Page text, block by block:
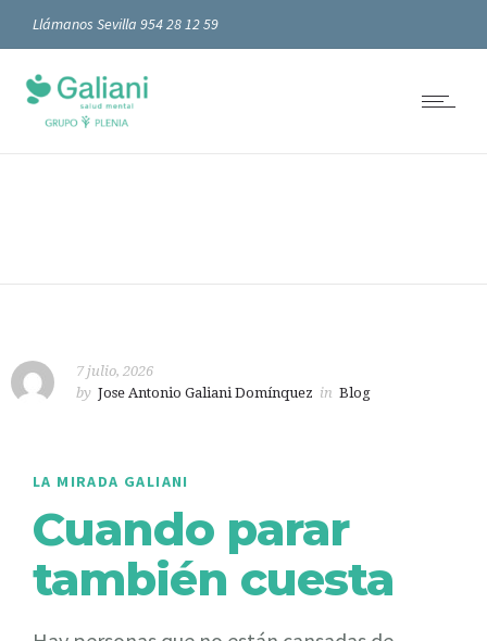
Llámanos Sevilla 954 28 12 59
7 julio, 2026
by Jose Antonio Galiani Domínquez in Blog
LA MIRADA GALIANI
Cuando parar
también cuesta